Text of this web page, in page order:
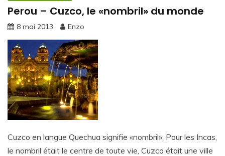
Perou – Cuzco, le «nombril» du monde
8 mai 2013 Enzo
Cuzco en langue Quechua signifie «nombril». Pour les Incas,
le nombril était le centre de toute vie, Cuzco était une ville